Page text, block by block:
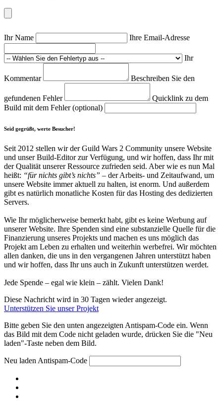
Ihr Name Ihre Email-Adresse
Ihr
Kommentar Beschreiben Sie den
gefundenen Fehler
Quicklink zu dem
Build mit dem Fehler (optional)
Seid gegrüßt, werte Besucher!
Seit 2012 stellen wir der Guild Wars 2 Community unsere Website
und unser Build-Editor zur Verfügung, und wir hoffen, dass Ihr mit
der Qualität unserer Ressource zufrieden seid. Aber wie es nun Mal
heißt: “für nichts gibt’s nichts” – der Arbeits- und Zeitaufwand, um
unsere Website immer aktuell zu halten, ist enorm. Und außerdem
gibt es natürlich monatliche Kosten für das Hosting des dedizierten
Servers.
Wie Ihr möglicherweise bemerkt habt, gibt es keine Werbung auf
unserer Website. Ihre Spenden sind eine substanzielle Quelle für die
Finanzierung unseres Projekts und machen es uns möglich das
Projekt am Leben zu erhalten und weiterhin werbefrei. Wir möchten
allen danken, die uns in den vergangenen Jahren unterstützt haben
und wir hoffen, dass Ihr uns auch in Zukunft unterstützen werdet.
Jede Spende – egal wie klein – zählt. Vielen Dank!
Diese Nachricht wird in 30 Tagen wieder angezeigt.
Unterstützen Sie unser Projekt
Bitte geben Sie den unten angezeigten Antispam-Code ein. Wenn
das Bild mit dem Code nicht geladen wurde, drücken Sie die "Neu
laden"-Taste neben dem Bild.
Neu laden Antispam-Code